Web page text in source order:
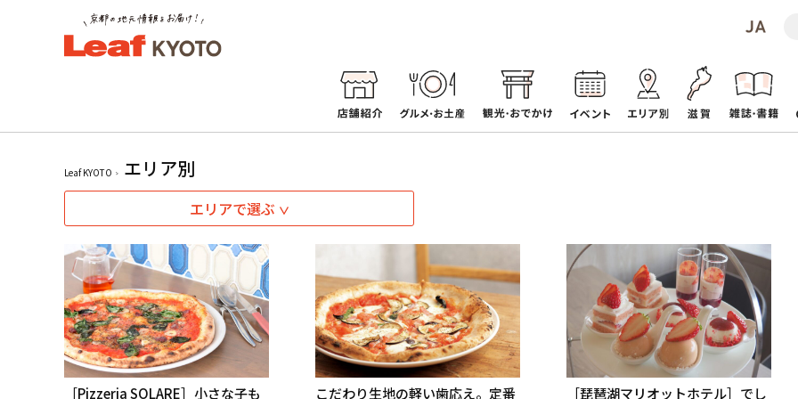
Leaf KYOTO エリア別
エリアで選ぶ
［Pizzeria SOLARE］小さな子も こだわり生地の軽い歯応え。定番 ［琵琶湖マリオットホテル］でし